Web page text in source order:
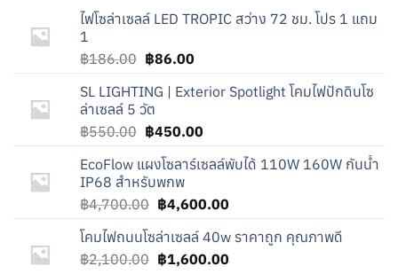
ไฟโซล่าเซลล์ LED TROPIC สว่าง 72 ชม. โปร 1 แถม
1
฿186.00 Original
was:
฿186.00.
฿86.00Current
is:
SL LIGHTING | Exterior Spotlight โคมไฟปักดินโซ
ล่าเซลล์ 5 วัต
฿550.00 Original
was:
฿550.00.
฿450.00Current
is:
EcoFlow แผงโซลาร์เซลล์พับได้ 110W 160W กันน้ำ
IP68 สำหรับพกพ
฿4,700.00 Original
was:
฿4,700.00.
฿4,600.00Current
is:
฿4,600.00.
โคมไฟถนนโซล่าเซลล์ 40w ราคาถูก คุณภาพดี
฿2,100.00 Original
฿1,600.00Current